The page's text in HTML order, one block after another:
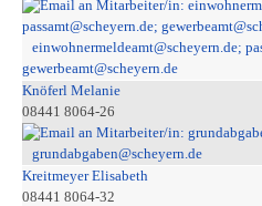
einwohnermeldeamt@scheyern.de;
gewerbeamt@scheyern.de
Knöferl Melanie
08441 8064-26
grundabgaben@scheyern.de
Kreitmeyer Elisabeth
08441 8064-32